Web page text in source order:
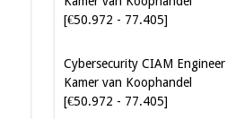
Kamer van Koophandel
[€50.972 - 77.405]
Senior Mendix Developer @
Blue Green Solutions
100.000]